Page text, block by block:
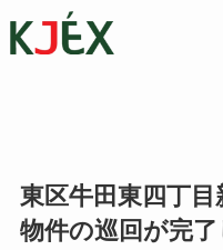
東区牛田東四丁
物件の巡回が完了